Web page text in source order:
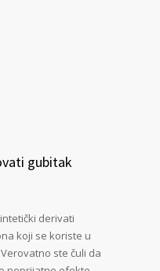
gubitak
derivati
koji se koriste u
ste čuli da